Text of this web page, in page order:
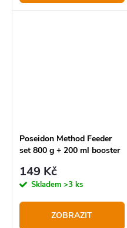
Poseidon Method Feeder
set 800 g + 200 ml booster
149 Kč
Skladem >3 ks
ZOBRAZIT